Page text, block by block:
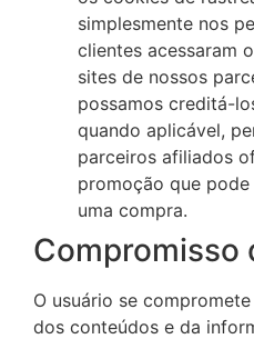
simplesmente nos
clientes acessaram
sites de nossos
possamos creditá-
quando aplicável,
parceiros afiliados
promoção que
uma compra.
Compromisso
O usuário se
dos conteúdos e da